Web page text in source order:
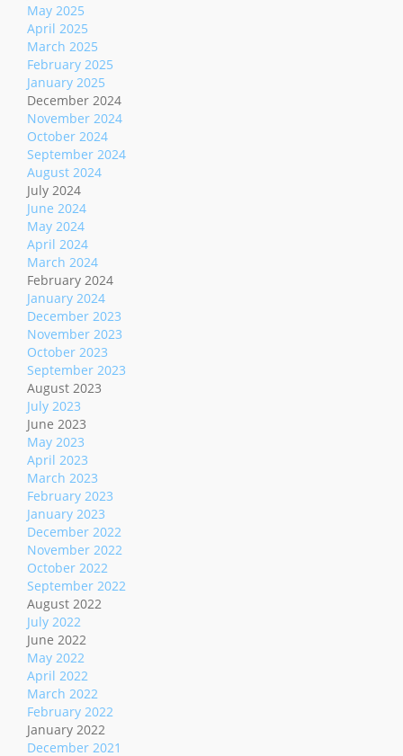
May 2025
April 2025
March 2025
February 2025
January 2025
December 2024
November 2024
October 2024
September 2024
August 2024
July 2024
June 2024
May 2024
April 2024
March 2024
February 2024
January 2024
December 2023
November 2023
October 2023
September 2023
August 2023
July 2023
June 2023
May 2023
April 2023
March 2023
February 2023
January 2023
December 2022
November 2022
October 2022
September 2022
August 2022
July 2022
June 2022
May 2022
April 2022
March 2022
February 2022
January 2022
December 2021